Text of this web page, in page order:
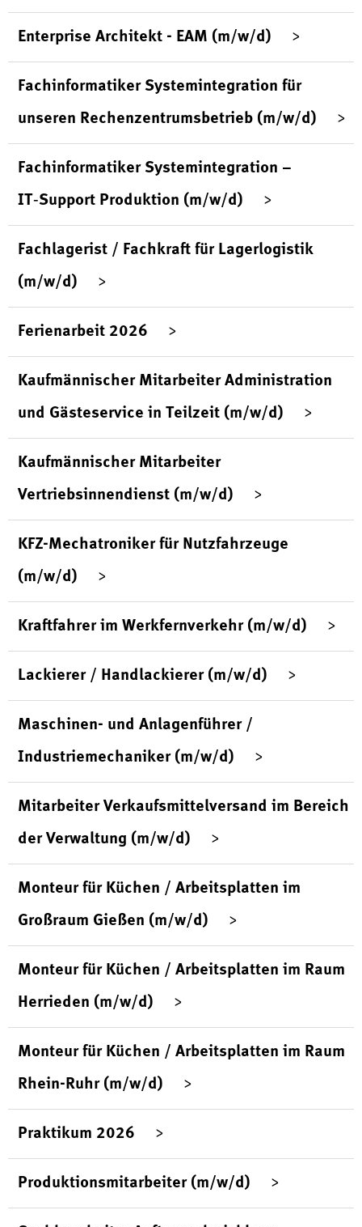
Enterprise Architekt - EAM (m/w/d)
Fachinformatiker Systemintegration für
unseren Rechenzentrumsbetrieb (m/w/d)
Fachinformatiker Systemintegration –
IT‑Support Produktion (m/w/d)
Fachlagerist / Fachkraft für Lagerlogistik
(m/w/d)
Ferienarbeit 2026
Kaufmännischer Mitarbeiter Administration
und Gästeservice in Teilzeit (m/w/d)
Kaufmännischer Mitarbeiter
Vertriebsinnendienst (m/w/d)
KFZ-Mechatroniker für Nutzfahrzeuge
(m/w/d)
Kraftfahrer im Werkfernverkehr (m/w/d)
Lackierer / Handlackierer (m/w/d)
Maschinen- und Anlagenführer /
Industriemechaniker (m/w/d)
Mitarbeiter Verkaufsmittelversand im Bereich
der Verwaltung (m/w/d)
Monteur für Küchen / Arbeitsplatten im
Großraum Gießen (m/w/d)
Monteur für Küchen / Arbeitsplatten im Raum
Herrieden (m/w/d)
Monteur für Küchen / Arbeitsplatten im Raum
Rhein-Ruhr (m/w/d)
Praktikum 2026
Produktionsmitarbeiter (m/w/d)